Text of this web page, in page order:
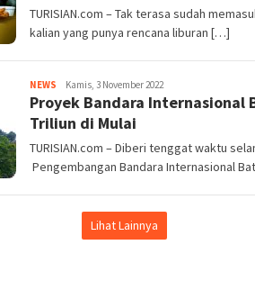
TURISIAN.com – Tak terasa sudah
kalian yang punya rencana liburan […]
NEWS Tim
Redaksi
Kamis, 3 November 2022
Proyek Bandara Internasional
Triliun di Mulai
TURISIAN.com – Diberi tenggat waktu
Pengembangan Bandara Internasional
Lihat Lainnya